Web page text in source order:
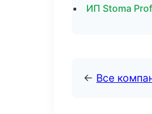
ИП Stoma
← Все